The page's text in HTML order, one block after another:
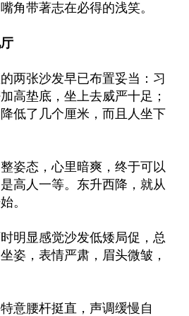
角带著志在必得的浅笑。
两张沙发早已布置妥当：习
高垫底，坐上去威严十足；
低了几个厘米，而且人坐下
姿态，心里暗爽，终于可以
高人一等。东升西降，就从
。
明显感觉沙发低矮局促，总
姿，表情严肃，眉头微皱，
意腰杆挺直，声调缓慢自